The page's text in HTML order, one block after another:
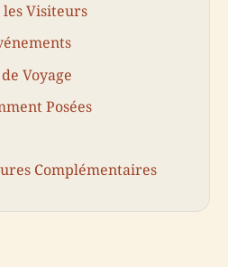
Visiteurs
Voyage
Posées
Complémentaires